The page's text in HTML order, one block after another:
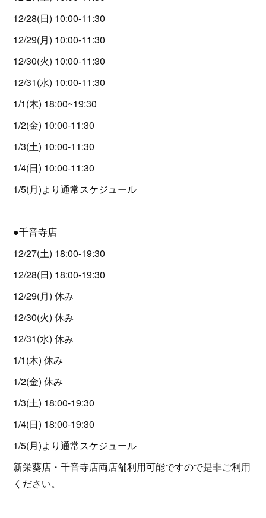
12/28(日) 10:00-11:30
12/29(月) 10:00-11:30
12/30(火) 10:00-11:30
12/31(水) 10:00-11:30
1/1(木) 18:00~19:30
1/2(金) 10:00-11:30
1/3(土) 10:00-11:30
1/4(日) 10:00-11:30
1/5(月)より通常スケジュール
●千音寺店
12/27(土) 18:00-19:30
12/28(日) 18:00-19:30
12/29(月) 休み
12/30(火) 休み
12/31(水) 休み
1/1(木) 休み
1/2(金) 休み
1/3(土) 18:00-19:30
1/4(日) 18:00-19:30
1/5(月)より通常スケジュール
新栄葵店・千音寺店両店舗利用可能ですので是非ご利用
ください。